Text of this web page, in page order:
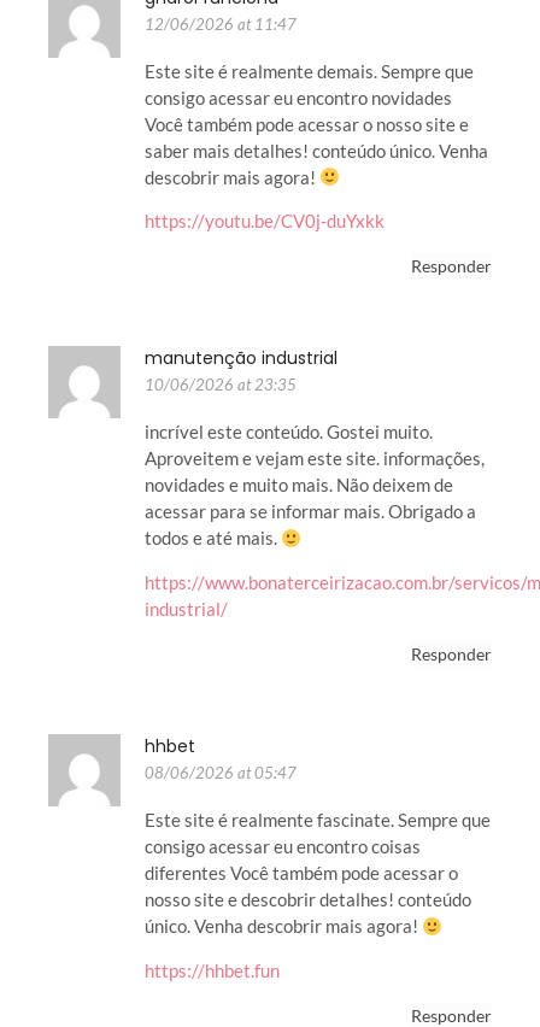
12/06/2026 at 11:47
Este site é realmente demais. Sempre que
consigo acessar eu encontro novidades
Você também pode acessar o nosso site e
saber mais detalhes! conteúdo único. Venha
descobrir mais agora!
https://youtu.be/CV0j-duYxkk
Responder
manutenção industrial
10/06/2026 at 23:35
incrível este conteúdo. Gostei muito.
Aproveitem e vejam este site. informações,
novidades e muito mais. Não deixem de
acessar para se informar mais. Obrigado a
todos e até mais.
https://www.bonaterceirizacao.com.br/servicos/
industrial/
Responder
hhbet
08/06/2026 at 05:47
Este site é realmente fascinate. Sempre que
consigo acessar eu encontro coisas
diferentes Você também pode acessar o
nosso site e descobrir detalhes! conteúdo
único. Venha descobrir mais agora!
https://hhbet.fun
Responder